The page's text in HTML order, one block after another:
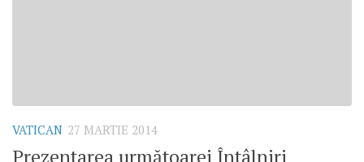
VATICAN 27 MARTIE 2014
Prezentarea următoarei Întâlniri